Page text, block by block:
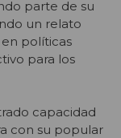
parte de su
un relato
políticas
para los
capacidad
con su popular